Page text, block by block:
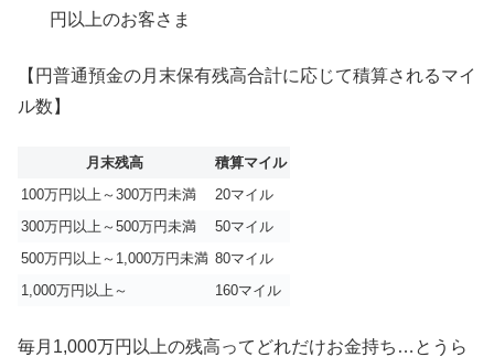
円以上のお客さま
【円普通預金の月末保有残高合計に応じて積算されるマイ
ル数】
月末残高
積算マイル
100万円以上～300万円未満
20マイル
300万円以上～500万円未満
50マイル
500万円以上～1,000万円未満 80マイル
1,000万円以上～
160マイル
毎月1,000万円以上の残高ってどれだけお金持ち…とうら